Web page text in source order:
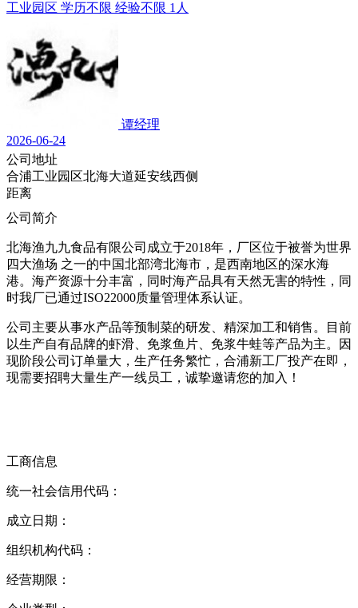
工业园区 学历不限 经验不限 1人
谭经理
2026-06-24
公司地址
合浦工业园区北海大道延安线西侧
距离
公司简介
北海渔九九食品有限公司成立于2018年，厂区位于被誉为世界
四大渔场 之一的中国北部湾北海市，是西南地区的深水海
港。海产资源十分丰富，同时海产品具有天然无害的特性，同
时我厂已通过ISO22000质量管理体系认证。
公司主要从事水产品等预制菜的研发、精深加工和销售。目前
以生产自有品牌的虾滑、免浆鱼片、免浆牛蛙等产品为主。因
现阶段公司订单量大，生产任务繁忙，合浦新工厂投产在即，
现需要招聘大量生产一线员工，诚挚邀请您的加入！
工商信息
统一社会信用代码：
成立日期：
组织机构代码：
经营期限：